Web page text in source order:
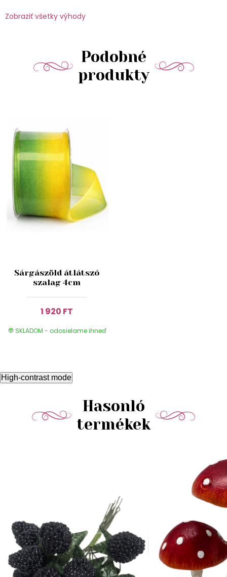
Zobraziť všetky výhody
Podobné
produkty
Sárgászöld átlátszó
szalag 4cm
1 920 FT
SKLADOM - odosielame ihneď
High-contrast mode
Hasonló
termékek